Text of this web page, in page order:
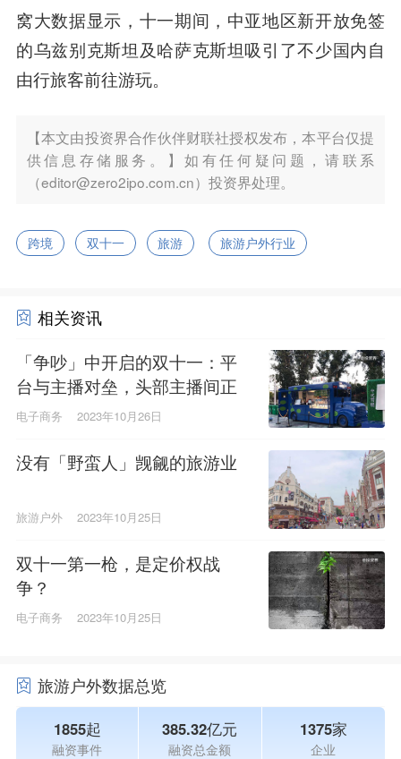
窝大数据显示，十一期间，中亚地区新开放免签
的乌兹别克斯坦及哈萨克斯坦吸引了不少国内自
由行旅客前往游玩。
【本文由投资界合作伙伴财联社授权发布，本平台仅提
供信息存储服务。】如有任何疑问题，请联系
（editor@zero2ipo.com.cn）投资界处理。
跨境 双十一 旅游 旅游户外行业
相关资讯
「争吵」中开启的双十一：平
台与主播对垒，头部主播间正
面PK
电子商务 2023年10月26日
没有「野蛮人」觊觎的旅游业
旅游户外 2023年10月25日
双十一第一枪，是定价权战
争？
电子商务 2023年10月25日
旅游户外数据总览
1855起
融资事件
385.32亿元
融资总金额
1375家
企业